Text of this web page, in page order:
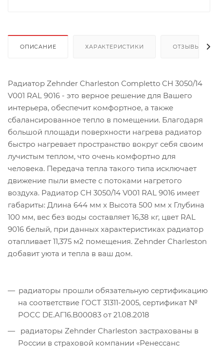
ОПИСАНИЕ ХАРАКТЕРИСТИКИ ОТЗЫВЫ
Радиатор Zehnder Charleston Completto CH 3050/14
V001 RAL 9016 - это верное решение для Вашего
интерьера, обеспечит комфортное, а также
сбалансированное тепло в помещении. Благодаря
большой площади поверхности нагрева радиатор
быстро нагревает пространство вокруг себя своим
лучистым теплом, что очень комфортно для
человека. Передача тепла такого типа исключает
движение пыли вместе с потоками нагретого
воздуха. Радиатор CH 3050/14 V001 RAL 9016 имеет
габариты: Длина 644 мм х Высота 500 мм х Глубина
100 мм, вес без воды составляет 16,38 кг, цвет RAL
9016 белый, при данных характеристиках радиатор
отапливает 11,375 м2 помещения. Zehnder Charleston
добавит уюта и тепла в ваш дом.
радиаторы прошли обязательную сертификацию
на соответствие ГОСТ 31311-2005, сертификат №
POCC DE.АГ16.В00083 от 21.08.2018
радиаторы Zehnder Charleston застрахованы в
России в страховой компании «Ренессанс